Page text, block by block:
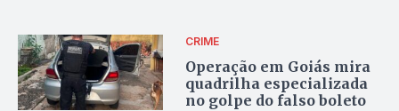
CRIME
Operação em Goiás mira
quadrilha especializada
no golpe do falso boleto